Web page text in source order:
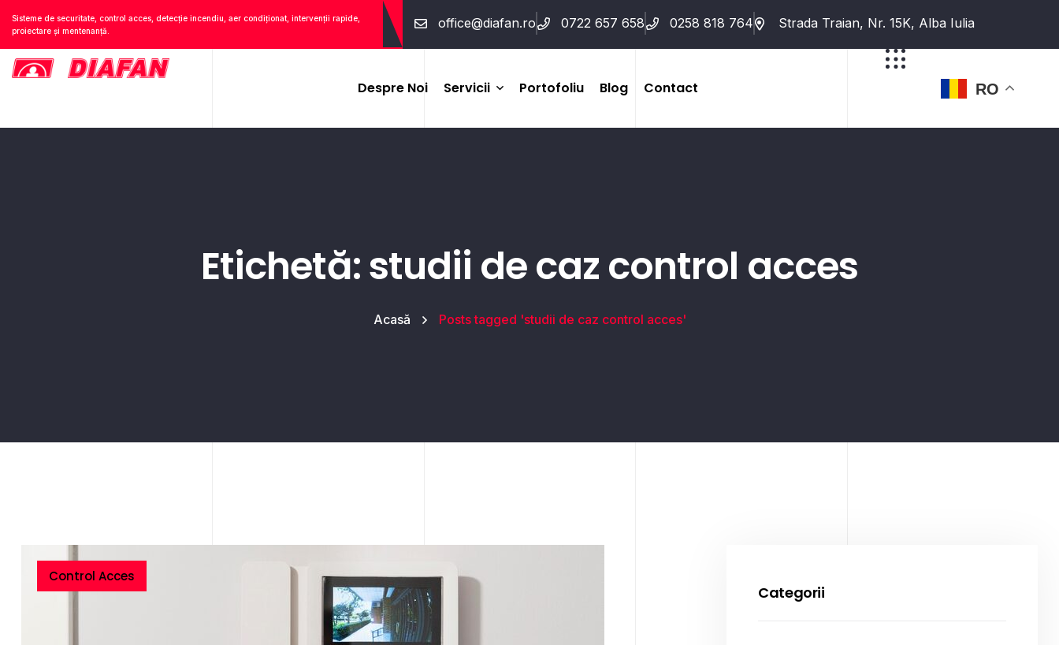
Sisteme de securitate, control acces, detecție incendiu, aer condiționat, intervenții rapide,
proiectare și mentenanță.
office@diafan.ro 0722 657 658 0258 818 764 Strada Traian, Nr. 15K, Alba Iulia
Despre Noi Servicii
(CCTV)
Aer Condiționat
Portofoliu Blog Contact RO
Etichetă: studii de caz control acces
Acasă Posts tagged 'studii de caz control acces'
Control Acces
Categorii